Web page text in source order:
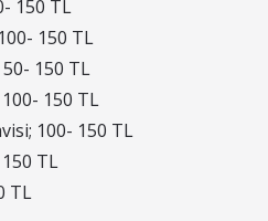
150 TL
150 TL
150 TL
150 TL
100- 150 TL
150 TL
TL